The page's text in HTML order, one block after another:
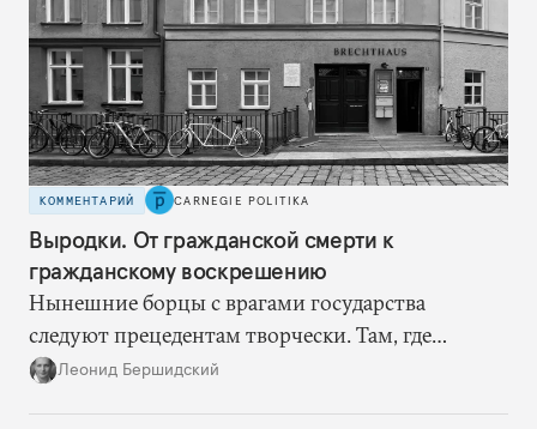
КОММЕНТАРИЙ CARNEGIE POLITIKA
Выродки. От гражданской смерти к
гражданскому воскрешению
Нынешние борцы с врагами государства
следуют прецедентам творчески. Там, где
нацисты торопились в революционном угаре,
Леонид Бершидский